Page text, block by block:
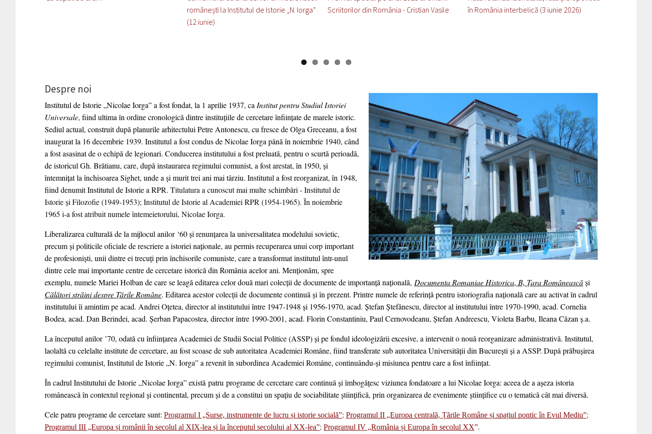
românești la Institutul de Istorie „N. Iorga”
(12 iunie)
Scriitorilor din România - Cristian Vasile
în România interbelică (3 iunie 2026)
Despre noi
Institutul de Istorie „Nicolae Iorga” a fost fondat, la 1 aprilie 1937, ca Institut pentru Studiul Istoriei
Universale, fiind ultima în ordine cronologică dintre instituţiile de cercetare înfiinţate de marele istoric.
Sediul actual, construit după planurile arhitectului Petre Antonescu, cu fresce de Olga Greceanu, a fost
inaugurat la 16 decembrie 1939. Institutul a fost condus de Nicolae Iorga până în noiembrie 1940, când
a fost asasinat de o echipă de legionari. Conducerea institutului a fost preluată, pentru o scurtă perioadă,
de istoricul Gh. Brătianu, care, după instaurarea regimului comunist, a fost arestat, în 1950, și
întemnițat la închisoarea Sighet, unde a și murit trei ani mai târziu. Institutul a fost reorganizat, în 1948,
fiind denumit Institutul de Istorie a RPR. Titulatura a cunoscut mai multe schimbări - Institutul de
Istorie și Filozofie (1949-1953); Institutul de Istorie al Academiei RPR (1954-1965). În noiembrie
1965 i-a fost atribuit numele întemeietorului, Nicolae Iorga.
Liberalizarea culturală de la mijlocul anilor ‘60 și renunțarea la universalitatea modelului sovietic,
precum și politicile oficiale de rescriere a istoriei naționale, au permis recuperarea unui corp important
de profesioniști, unii dintre ei trecuți prin închisorile comuniste, care a transformat institutul într-unul
dintre cele mai importante centre de cercetare istorică din România acelor ani. Menționăm, spre
exemplu, numele Mariei Holban de care se leagă editarea celor două mari colecții de documente de importanță națională, Documenta Romaniae Historica, B, Țara Româneascăşi
Călători străini despre Ţările Române. Editarea acestor colecții de documente continuă și în prezent. Printre numele de referință pentru istoriografia națională care au activat în cadrul
institutului îi amintim pe acad. Andrei Oțetea, director al institutului între 1947-1948 și 1956-1970, acad. Ștefan Ștefănescu, director al institutului între 1970-1990, acad. Cornelia
Bodea, acad. Dan Berindei, acad. Șerban Papacostea, director între 1990-2001, acad. Florin Constantiniu, Paul Cernovodeanu, Ștefan Andreescu, Violeta Barbu, Ileana Căzan ș.a.
La începutul anilor ’70, odată cu înființarea Academiei de Studii Social Politice (ASSP) și pe fondul ideologizării excesive, a intervenit o nouă reorganizare administrativă. Institutul,
laolaltă cu celelalte institute de cercetare, au fost scoase de sub autoritatea Academiei Române, fiind transferate sub autoritatea Universității din București și a ASSP. După prăbușirea
regimului comunist, Institutul de Istorie „N. Iorga” a revenit în subordinea Academiei Române, continuându-și misiunea pentru care a fost înființat.
În cadrul Institutului de Istorie „Nicolae Iorga” există patru programe de cercetare care continuă şi îmbogăţesc viziunea fondatoare a lui Nicolae Iorga: aceea de a aşeza istoria
românească în contextul regional şi continental, precum şi de a constitui un spațiu de sociabilitate științifică, prin organizarea de evenimente științifice cu o tematică cât mai diversă.
Cele patru programe de cercetare sunt: Programul I „Surse, instrumente de lucru și istorie socială”; Programul II „Europa centrală, Țările Române și spațiul pontic în Evul Mediu”;
Programul III „Europa și românii în secolul al XIX-lea și la începutul secolului al XX-lea”; Programul IV „România și Europa în secolul XX”.